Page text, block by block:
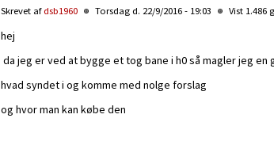
Skrevet af dsb1960 Torsdag d. 22/9/2016 - 19:03 Vist 1.486
hej
da jeg er ved at bygge et tog bane i h0 så magler jeg en
hvad syndet i og komme med nolge forslag
og hvor man kan købe den